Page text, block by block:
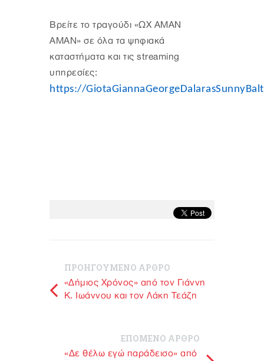
Βρείτε το τραγούδι «ΩΧ ΑΜΑΝ
ΑΜΑΝ» σε όλα τα ψηφιακά
καταστήματα και τις streaming
υπηρεσίες:
https://
ΠΡΟΗΓΟΥΜΕΝΟ ΑΡΘΡΟ
«Δήμιος Χρόνος» από τον Γιάννη
Κ. Ιωάννου και τον Λάκη Τεάζη
ΕΠΟΜΕΝΟ ΑΡΘΡΟ
«Δε θέλω εγώ παράδεισο» από